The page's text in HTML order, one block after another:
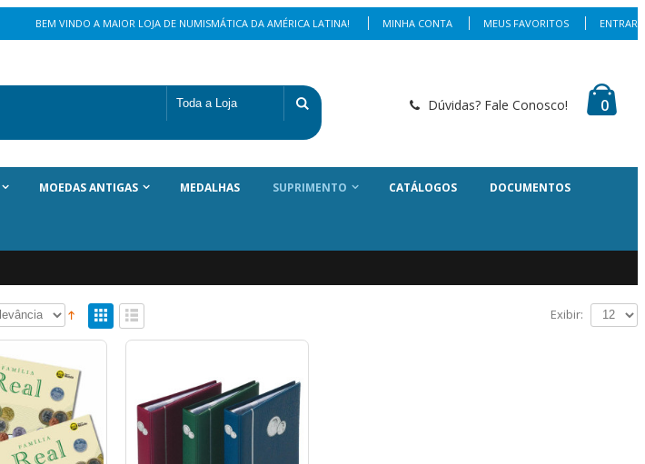
MINHA CONTA MEUS FAVORITOS ENTRAR
BEM VINDO A MAIOR LOJA DE NUMISMÁTICA DA AMÉRICA LATINA!
Dúvidas? Fale Conosco! 0
MOEDAS ANTIGAS MEDALHAS SUPRIMENTO CATÁLOGOS DOCUMENTOS
Exibir: